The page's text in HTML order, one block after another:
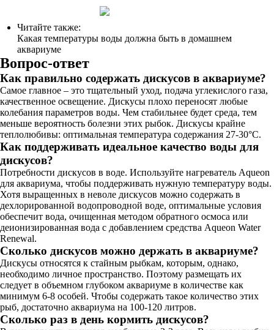
Читайте также:
Какая температуры воды должна быть в домашнем
аквариуме
Вопрос-ответ
Как правильно содержать дискусов в аквариуме?
Самое главное – это тщательный уход, подача углекислого газа,
качественное освещение. Дискусы плохо переносят любые
колебания параметров воды. Чем стабильнее будет среда, тем
меньше вероятность болезни этих рыбок. Дискусы крайне
теплолюбивы: оптимальная температура содержания 27-30°С.
Как поддерживать идеальное качество воды для
дискусов?
Потребности дискусов в воде. Используйте нагреватель Aqueon
для аквариума, чтобы поддерживать нужную температуру воды.
Хотя выращенных в неволе дискусов можно содержать в
дехлорированной водопроводной воде, оптимальные условия
обеспечит вода, очищенная методом обратного осмоса или
деионизированная вода с добавлением средства Aqueon Water
Renewal.
Сколько дискусов можно держать в аквариуме?
Дискусы относятся к стайным рыбкам, которым, однако,
необходимо личное пространство. Поэтому размещать их
следует в объемном глубоком аквариуме в количестве как
минимум 6-8 особей. Чтобы содержать такое количество этих
рыб, достаточно аквариума на 100-120 литров.
Сколько раз в день кормить дискусов?